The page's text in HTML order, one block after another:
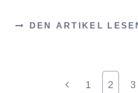
DEN ARTIKEL
1 2 3